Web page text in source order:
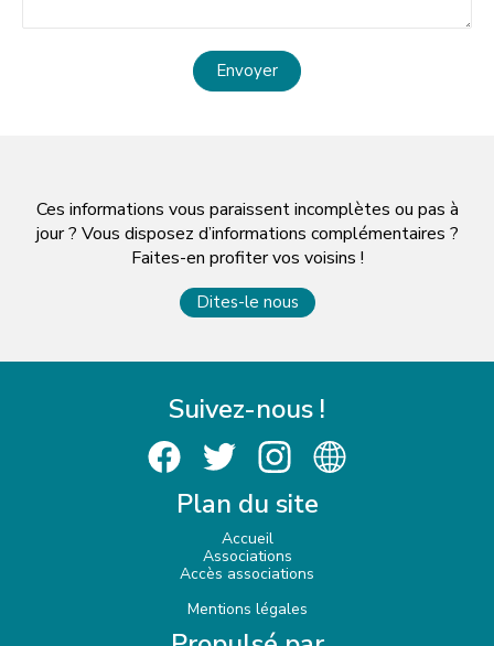
Envoyer
Ces informations vous paraissent incomplètes ou pas à
jour ? Vous disposez d’informations complémentaires ?
Faites-en profiter vos voisins !
Dites-le nous
Suivez-nous !
Plan du site
Accueil
Associations
Accès associations
Mentions légales